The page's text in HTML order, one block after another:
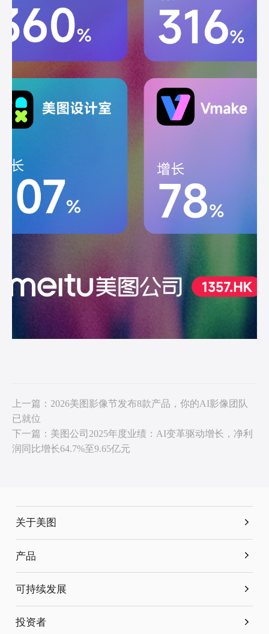
上一篇：2026美图影像节发布8款产品，你的AI影像团队
已就位
下一篇：美图公司2025年度业绩：AI变革驱动增长，净利
润同比增长64.7%至9.65亿元
关于美图
简介
发展历程
营销合作
公司地址
产品
美图秀秀
美颜相机
可持续发展
理念与亮点
投资者